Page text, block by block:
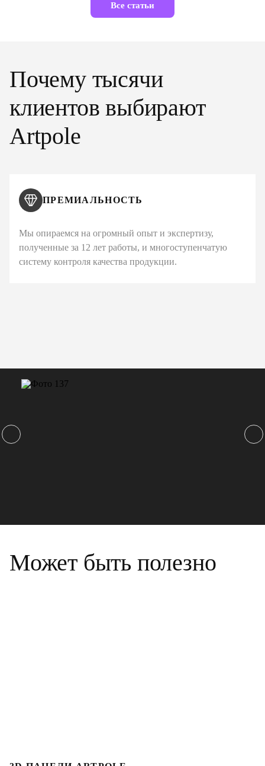
Все статьи
Почему тысячи
клиентов выбирают
Artpole
ПРЕМИАЛЬНОСТЬ
Мы опираемся на огромный опыт и экспертизу,
полученные за 12 лет работы, и многоступенчатую
систему контроля качества продукции.
Может быть полезно